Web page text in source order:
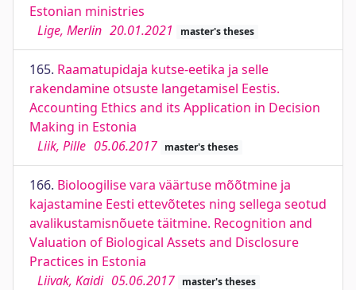
Estonian ministries
Lige, Merlin 20.01.2021 master's theses
165. Raamatupidaja kutse-eetika ja selle
rakendamine otsuste langetamisel Eestis.
Accounting Ethics and its Application in Decision
Making in Estonia
Liik, Pille 05.06.2017 master's theses
166. Bioloogilise vara väärtuse mõõtmine ja
kajastamine Eesti ettevõtetes ning sellega seotud
avalikustamisnõuete täitmine. Recognition and
Valuation of Biological Assets and Disclosure
Practices in Estonia
Liivak, Kaidi 05.06.2017 master's theses